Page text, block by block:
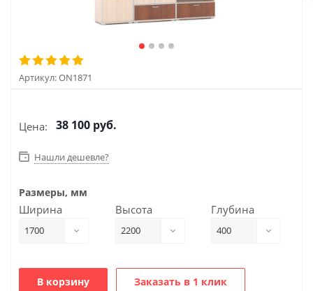
Артикул:ON1871
Цена: 38 100 руб.
Нашли дешевле?
Размеры, мм
Ширина
1700
Высота
2200
Глубина
400
В корзину Заказать в 1 клик